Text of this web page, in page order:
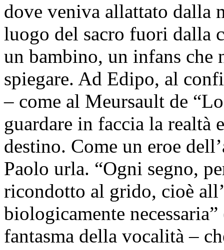
dove veniva allattato dalla
luogo del sacro fuori dalla
un bambino, un infans che
spiegare. Ad Edipo, al
– come al Meursault de
guardare in faccia la realtà
destino. Come un eroe
Paolo urla. “Ogni segno,
ricondotto al grido, cioè
biologicamente
fantasma della vocalità –